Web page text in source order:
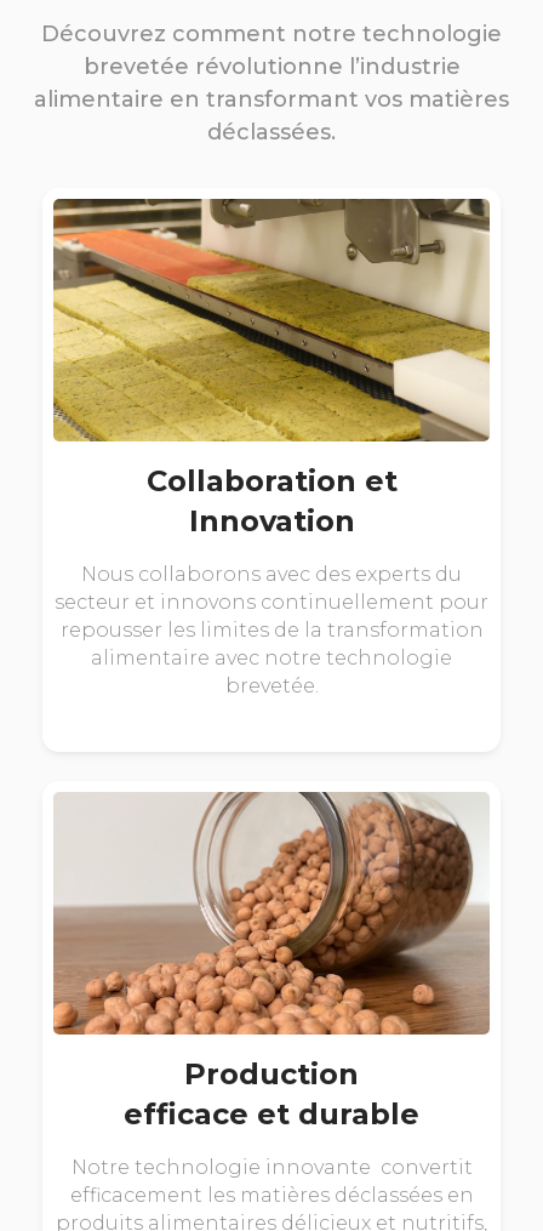
Découvrez comment notre technologie
brevetée révolutionne l’industrie
alimentaire en transformant vos matières
déclassées.
Collaboration et
Innovation
Nous collaborons avec des experts du
secteur et innovons continuellement pour
repousser les limites de la transformation
alimentaire avec notre technologie
brevetée.
Production
efficace et durable
Notre technologie innovante convertit
efficacement les matières déclassées en
produits alimentaires délicieux et nutritifs,